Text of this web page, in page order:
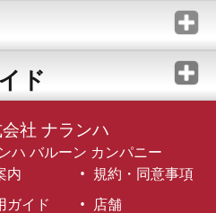
ド
社 ナランハ
ハ バルーン カンパニー
内
規約・同意事項
ガイド 店舗